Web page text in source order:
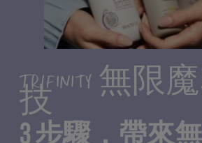
TRIFINITY 無限
技
3 步驟，帶來